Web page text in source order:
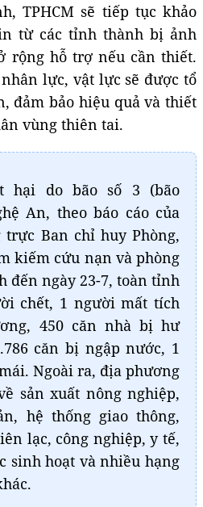
TPHCM sẽ tiếp tục khảo
từ các tỉnh thành bị ảnh
rộng hỗ trợ nếu cần thiết.
lực, vật lực sẽ được tổ
đảm bảo hiệu quả và thiết
vùng thiên tai.
hại do bão số 3 (bão
An, theo báo cáo của
trực Ban chỉ huy Phòng,
kiếm cứu nạn và phòng
đến ngày 23-7, toàn tỉnh
chết, 1 người mất tích
450 căn nhà bị hư
căn bị ngập nước, 1
Ngoài ra, địa phương
sản xuất nông nghiệp,
hệ thống giao thông,
lạc, công nghiệp, y tế,
sinh hoạt và nhiều hạng